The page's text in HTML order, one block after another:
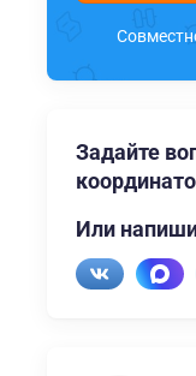
Задайте
Или